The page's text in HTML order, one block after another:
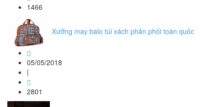
1466
Xưởng may balo túi xách phân phối toàn quốc
05/05/2018
|
2801